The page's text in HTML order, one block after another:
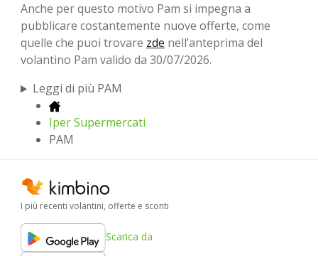
Anche per questo motivo Pam si impegna a
pubblicare costantemente nuove offerte, come
quelle che puoi trovare zde nell’anteprima del
volantino Pam valido da 30/07/2026.
Leggi di più PAM
Iper Supermercati
PAM
I più recenti volantini, offerte e sconti
Scarica da